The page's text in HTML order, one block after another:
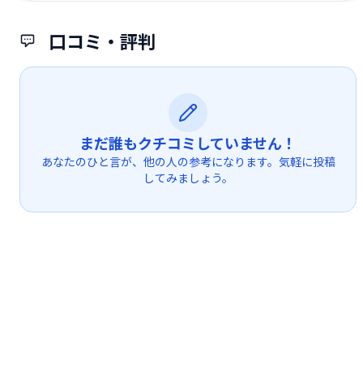
口コミ・評判
まだ誰もクチコミしていません！
あなたのひと言が、他の人の参考になります。気軽に投稿
してみましょう。